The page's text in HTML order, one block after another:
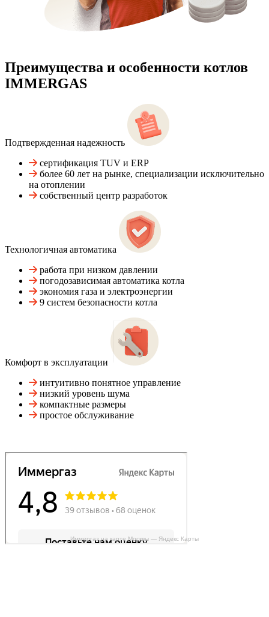
Преимущества и особенности котлов
IMMERGAS
Подтвержденная надежность
сертификация TUV и ERP
более 60 лет на рынке, специализации исключительно
на отоплении
собственный центр разработок
Технологичная автоматика
работа при низком давлении
погодозависимая автоматика котла
экономия газа и электроэнергии
9 систем безопасности котла
Комфорт в эксплуатации
интуитивно понятное управление
низкий уровень шума
компактные размеры
простое обслуживание
Иммергаз на карте Москвы — Яндекс Карты